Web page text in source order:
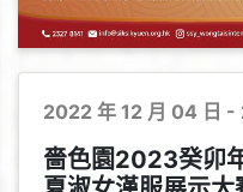
2022 年 12 月 04 日 -
嗇色園2023癸卯